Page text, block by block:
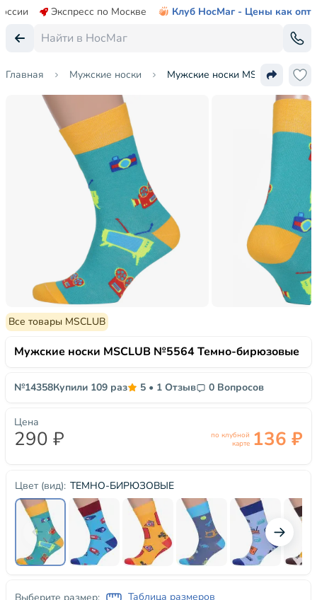
Экспресс по Москве Клуб НосМаг - Цены как опт
Главная Мужские носки Мужские носки MSCLUB
Все товары MSCLUB
Мужские носки MSCLUB №5564 Темно-бирюзовые
№14358Купили 109 раз 5 • 1 Отзыв 0 Вопросов
Цвет (вид): ТЕМНО-БИРЮЗОВЫЕ
Выберите размер: Таблица размеров
Цена
290 ₽
по клубной
карте 136 ₽